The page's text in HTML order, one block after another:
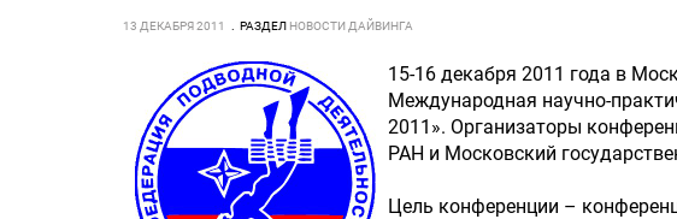
13 ДЕКАБРЯ 2011 РАЗДЕЛ НОВОСТИ ДАЙВИНГА
15-16 декабря 2011 года в
Международная научно-
2011». Организаторы
РАН и Московский
Цель конференции –